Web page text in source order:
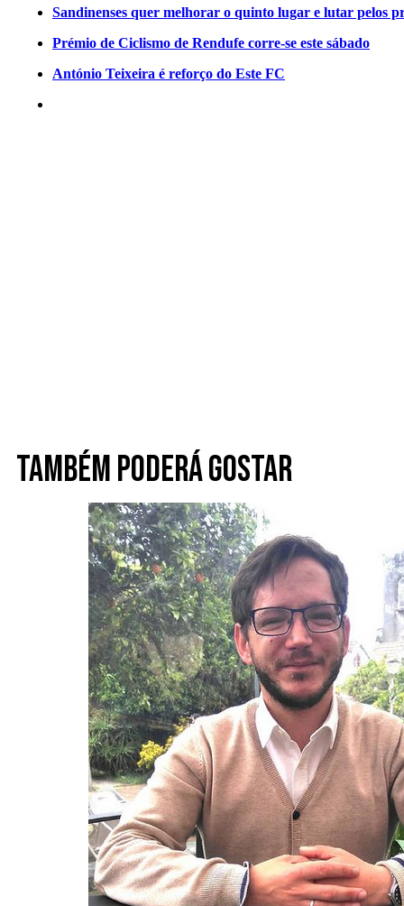
Sandinenses quer melhorar o quinto lugar e lutar pelos
Prémio de Ciclismo de Rendufe corre-se este sábado
António Teixeira é reforço do Este FC
Também poderá gostar